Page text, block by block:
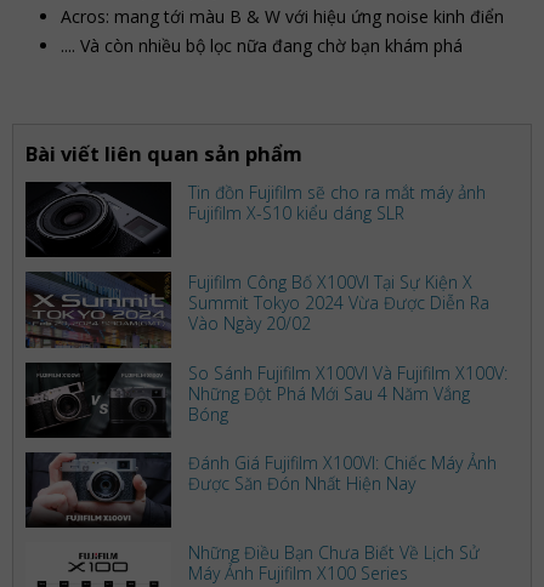
Acros: mang tới màu B & W với hiệu ứng noise kinh điển
.... Và còn nhiều bộ lọc nữa đang chờ bạn khám phá
Bài viết liên quan sản phẩm
Tin đồn Fujifilm sẽ cho ra mắt máy ảnh
Fujifilm X-S10 kiểu dáng SLR
Fujifilm Công Bố X100VI Tại Sự Kiện X
Summit Tokyo 2024 Vừa Được Diễn Ra
Vào Ngày 20/02
So Sánh Fujifilm X100VI Và Fujifilm X100V:
Những Đột Phá Mới Sau 4 Năm Vắng
Bóng
Đánh Giá Fujifilm X100VI: Chiếc Máy Ảnh
Được Săn Đón Nhất Hiện Nay
Những Điều Bạn Chưa Biết Về Lịch Sử
Máy Ảnh Fujifilm X100 Series